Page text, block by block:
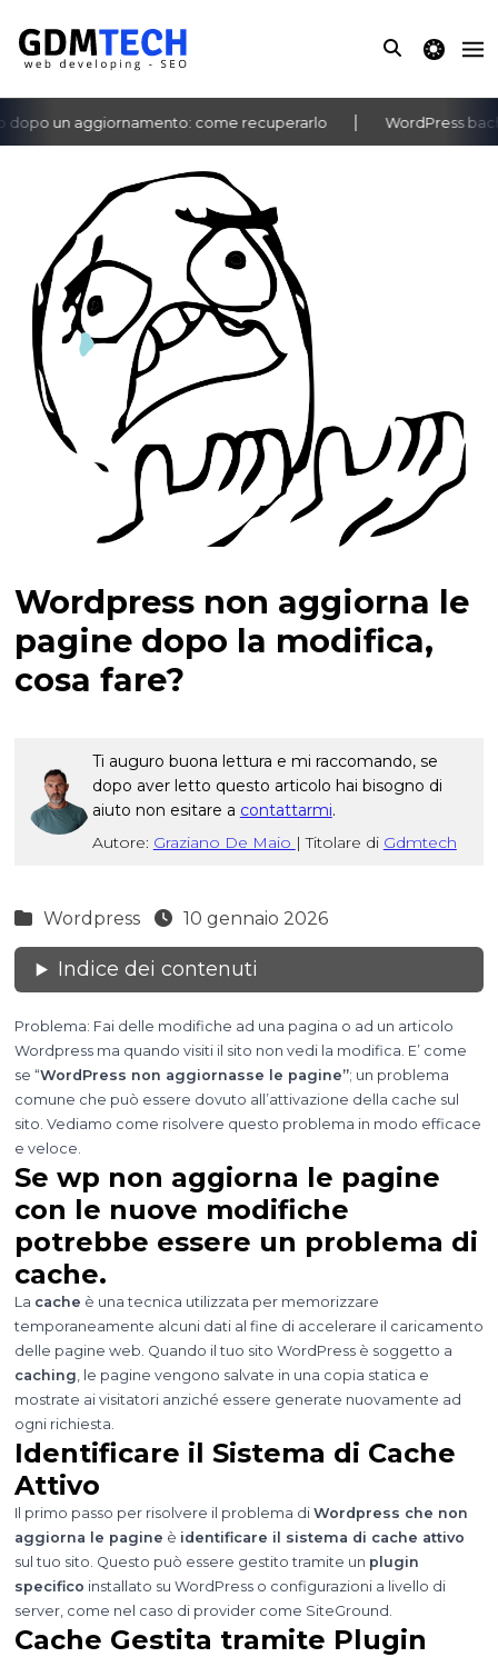
theme
un aggiornamento: come recuperarlo WordPress
‹ ›
Wordpress non aggiorna le
pagine dopo la modifica,
cosa fare?
Ti auguro buona lettura e mi raccomando, se
dopo aver letto questo articolo hai bisogno di
aiuto non esitare a contattarmi.
Autore: Graziano De Maio | Titolare di Gdmtech
Wordpress 10 gennaio 2026
Indice dei contenuti
Problema: Fai delle modifiche ad una pagina o ad un articolo
Wordpress ma quando visiti il sito non vedi la modifica. E’ come
se “WordPress non aggiornasse le pagine”; un problema
comune che può essere dovuto all’attivazione della cache sul
sito. Vediamo come risolvere questo problema in modo efficace
e veloce.
Se wp non aggiorna le pagine
con le nuove modifiche
potrebbe essere un problema di
cache.
La cache è una tecnica utilizzata per memorizzare
temporaneamente alcuni dati al fine di accelerare il caricamento
delle pagine web. Quando il tuo sito WordPress è soggetto a
caching , le pagine vengono salvate in una copia statica e
mostrate ai visitatori anziché essere generate nuovamente ad
ogni richiesta.
Identificare il Sistema di Cache
Attivo
Il primo passo per risolvere il problema di Wordpress che non
aggiorna le pagine è identificare il sistema di cache attivo
sul tuo sito. Questo può essere gestito tramite un plugin
specifico installato su WordPress o configurazioni a livello di
server, come nel caso di provider come SiteGround.
Cache Gestita tramite Plugin